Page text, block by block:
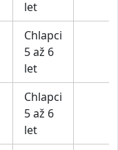
let
Chlapci
5 až 6
let
Chlapci
5 až 6
let